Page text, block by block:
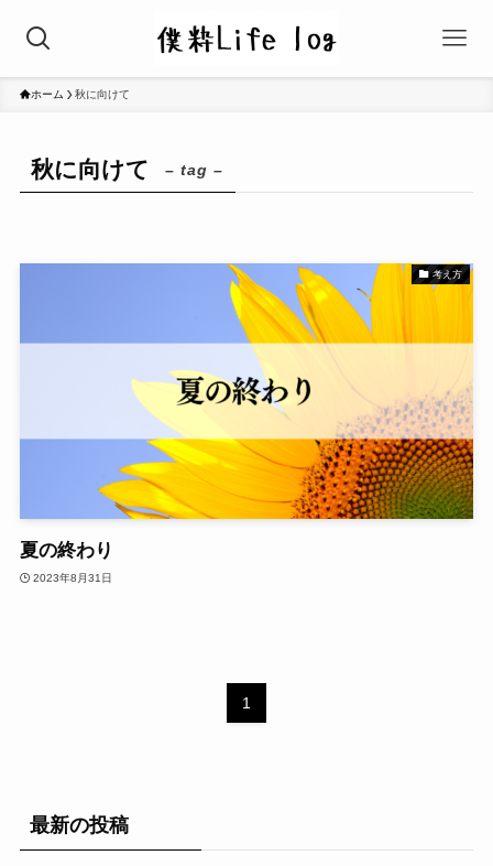
ホーム 秋に向けて
秋に向けて – tag –
考え方
夏の終わり
2023年8月31日
1
最新の投稿